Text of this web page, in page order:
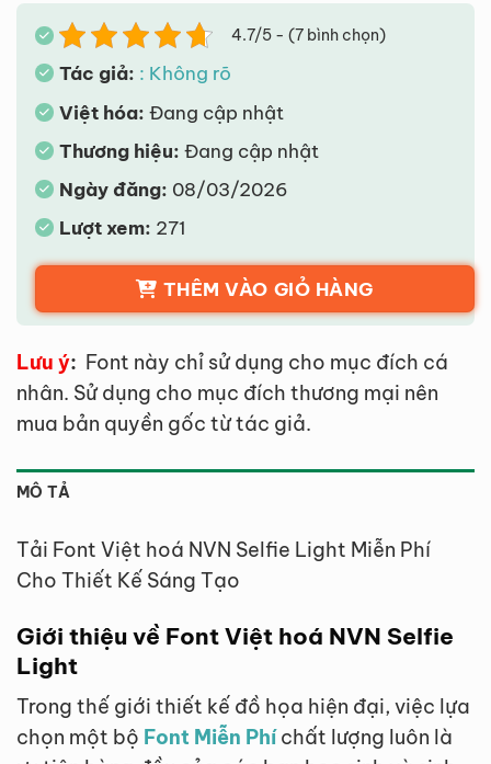
4.7/5 - (7 bình chọn)
Tác giả: : Không rõ
Việt hóa: Đang cập nhật
Thương hiệu: Đang cập nhật
Ngày đăng: 08/03/2026
Lượt xem: 271
THÊM VÀO GIỎ HÀNG
Lưu ý: Font này chỉ sử dụng cho mục đích cá
nhân. Sử dụng cho mục đích thương mại nên
mua bản quyền gốc từ tác giả.
MÔ TẢ
Tải Font Việt hoá NVN Selfie Light Miễn Phí
Cho Thiết Kế Sáng Tạo
Giới thiệu về Font Việt hoá NVN Selfie
Light
Trong thế giới thiết kế đồ họa hiện đại, việc lựa
chọn một bộ Font Miễn Phíchất lượng luôn là